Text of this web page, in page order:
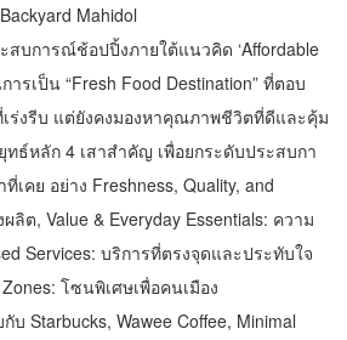
Mahidol
สบการณ์ช้อปปิ้งภายใต้แนวคิด ‘Affordable
ารเป็น “Fresh Food Destination” ที่ตอบ
ร่งรีบ แต่ยังคงมองหาคุณภาพชีวิตที่ดีและคุ้ม
ธ์หลัก 4 เสาสำคัญ เพื่อยกระดับประสบกา
เคย อย่าง Freshness, Quality, and
ลิต, Value & Everyday Essentials: ความ
Services: บริการที่ตรงจุดและประทับใจ
โซนพิเศษเพื่อคนเมือง
บ Starbucks, Wawee Coffee, Minimal